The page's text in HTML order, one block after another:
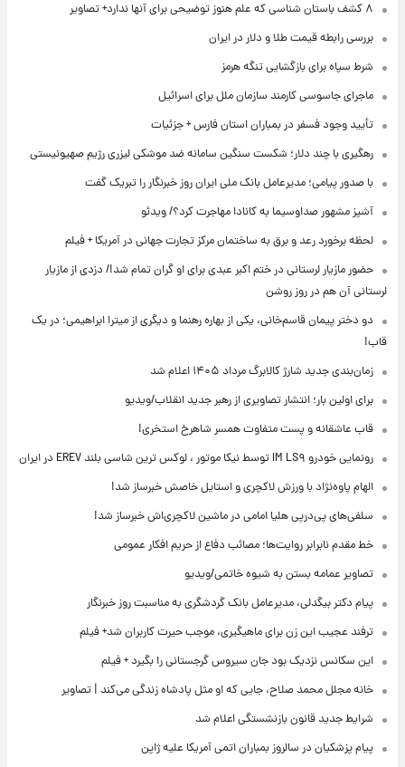
۸ کشف باستان شناسی که علم هنوز توضیحی برای آنها ندارد+ تصاویر
بررسی رابطه قیمت طلا و دلار در ایران
شرط سپاه برای بازگشایی تنگه هرمز
ماجرای جاسوسی کارمند سازمان ملل برای اسرائیل
تأیید وجود فسفر در بمباران استان فارس + جزئیات
رهگیری با چند دلار؛ شکست سنگین سامانه ضد موشکی لیزری رژیم صهیونیستی
با صدور پیامی؛ مدیرعامل بانک ملی ایران روز خبرنگار را تبریک گفت
آشپز مشهور صداوسیما به کانادا مهاجرت کرد؟/ ویدئو
لحظه برخورد رعد و برق به ساختمان مرکز تجارت جهانی در آمریکا + فیلم
حضور مازیار لرستانی در ختم اکبر عبدی برای او گران تمام شد!/ دزدی از مازیار
لرستانی آن هم در روز روشن
دو دختر پیمان قاسم‌خانی، یکی از بهاره رهنما و دیگری از میترا ابراهیمی؛ در یک
قاب!
زمان‌بندی جدید شارژ کالابرگ مرداد ۱۴۰۵ اعلام شد
برای اولین بار؛ انتشار تصاویری از رهبر جدید انقلاب/ویدیو
قاب عاشقانه و پست متفاوت همسر شاهرخ استخری!
رونمایی خودرو IM LS۹ توسط نیکا موتور ، لوکس ترین شاسی بلند EREV در ایران
الهام پاوه‌نژاد با ورزش لاکچری و استایل خاصش خبرساز شد!
سلفی‌های پی‌درپی هلیا امامی در ماشین لاکچری‌اش خبرساز شد!
خط مقدم نابرابر روایت‌ها؛ مصائب دفاع از حریم افکار عمومی
تصاویر عمامه بستن به شیوه خاتمی/ویدیو
پیام دکتر بیگدلی، مدیرعامل بانک گردشگری به مناسبت روز خبرنگار
ترفند عجیب این زن برای ماهیگیری، موجب حیرت کاربران شد+ فیلم
این سکانس نزدیک بود جان سیروس گرجستانی را بگیرد + فیلم
خانه مجلل محمد صلاح، جایی که او مثل پادشاه زندگی می‌کند | تصاویر
شرایط جدید قانون بازنشستگی اعلام شد
پیام پزشکیان در سالروز بمباران اتمی آمریکا علیه ژاپن